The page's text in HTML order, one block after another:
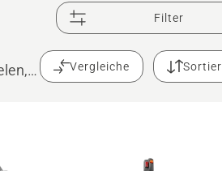
Filter
Vergleiche